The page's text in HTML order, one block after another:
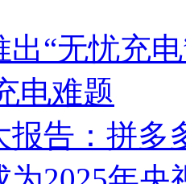
出“无忧充
电难题
报告：拼多